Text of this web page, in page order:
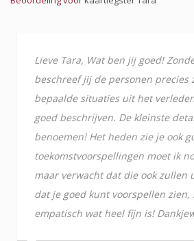
Lieve Tara, Wat ben jij goed!
beschreef jij de personen precies
bepaalde situaties uit het
goed beschrijven. De kleinste
benoemen! Het heden zie je ook
toekomstvoorspellingen moet ik
maar verwacht dat die ook zullen
dat je goed kunt voorspellen zien,
empatisch wat heel fijn is!